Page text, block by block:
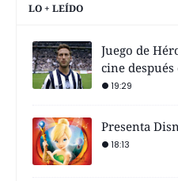
LO + LEÍDO
Juego de
cine
19:29
Presenta
18:13